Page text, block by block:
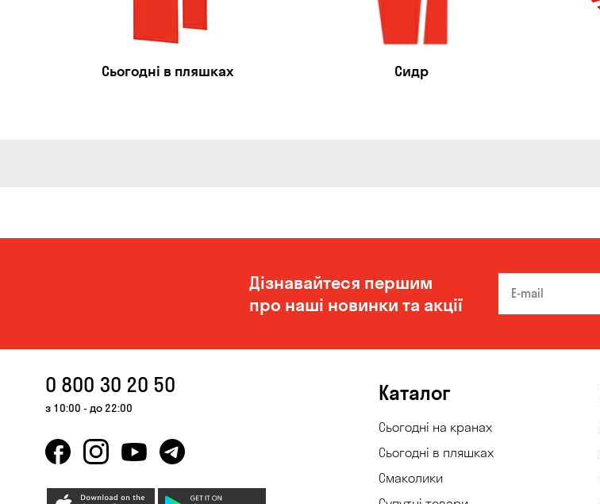
Сьогодні в пляшках Сидр
Дізнавайтеся першим
про наші новинки та акції
0 800 30 20 50
з 10:00 - до 22:00
Каталог
Сьогодні на кранах
Сьогодні в пляшках
Смаколики